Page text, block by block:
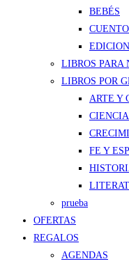
BEBÉS
LIBROS PARA
LIBROS POR
ARTE Y
FE Y
prueba
OFERTAS
REGALOS
AGENDAS